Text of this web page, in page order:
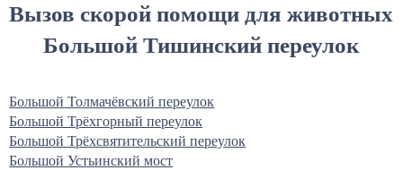
Вызов скорой помощи для животных
Большой Тишинский переулок
Большой Толмачёвский переулок
Большой Трёхгорный переулок
Большой Трёхсвятительский переулок
Большой Устьинский мост